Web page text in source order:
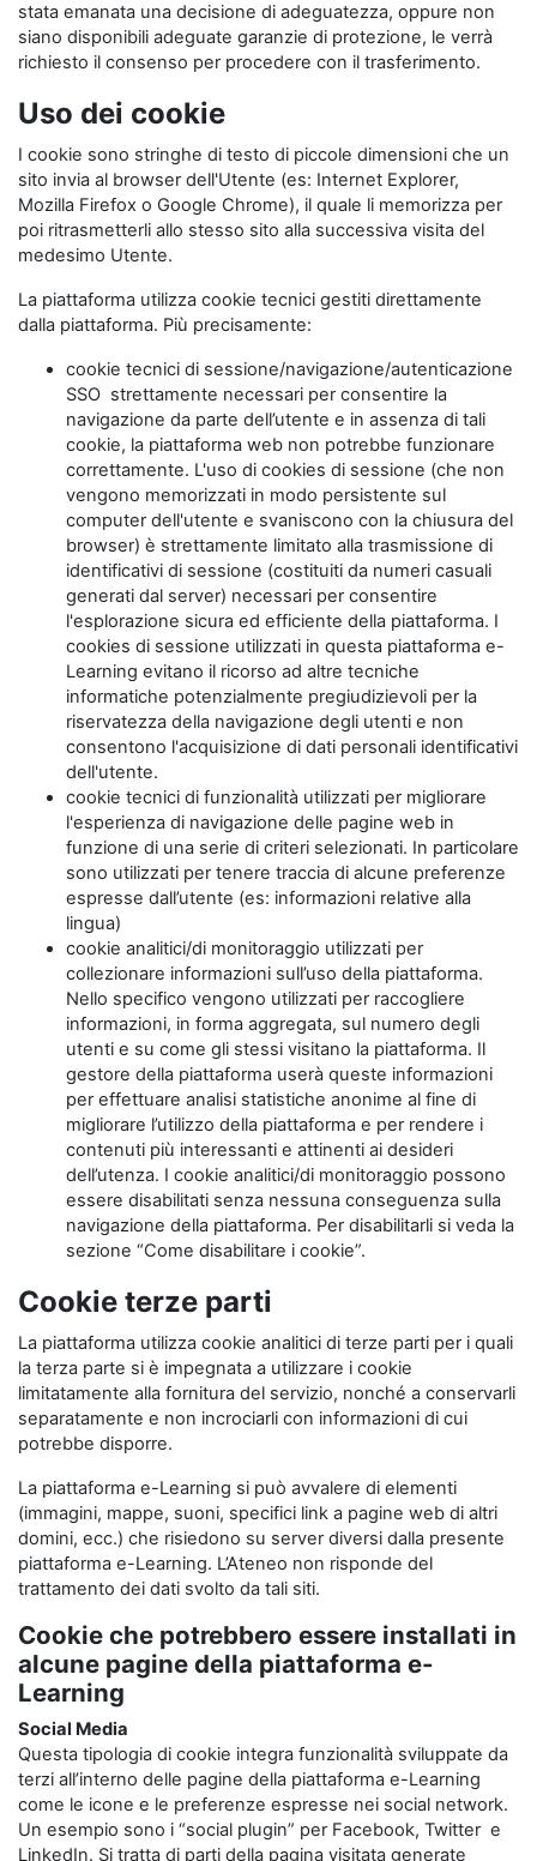
stata emanata una decisione di adeguatezza, oppure non
siano disponibili adeguate garanzie di protezione, le verrà
richiesto il consenso per procedere con il trasferimento.
Uso dei cookie
I cookie sono stringhe di testo di piccole dimensioni che un
sito invia al browser dell'Utente (es: Internet Explorer,
Mozilla Firefox o Google Chrome), il quale li memorizza per
poi ritrasmetterli allo stesso sito alla successiva visita del
medesimo Utente.
La piattaforma utilizza cookie tecnici gestiti direttamente
dalla piattaforma. Più precisamente:
cookie tecnici di sessione/navigazione/autenticazione
SSO strettamente necessari per consentire la
navigazione da parte dell’utente e in assenza di tali
cookie, la piattaforma web non potrebbe funzionare
correttamente. L'uso di cookies di sessione (che non
vengono memorizzati in modo persistente sul
computer dell'utente e svaniscono con la chiusura del
browser) è strettamente limitato alla trasmissione di
identificativi di sessione (costituiti da numeri casuali
generati dal server) necessari per consentire
l'esplorazione sicura ed efficiente della piattaforma. I
cookies di sessione utilizzati in questa piattaforma e-
Learning evitano il ricorso ad altre tecniche
informatiche potenzialmente pregiudizievoli per la
riservatezza della navigazione degli utenti e non
consentono l'acquisizione di dati personali identificativi
dell'utente.
cookie tecnici di funzionalità utilizzati per migliorare
l'esperienza di navigazione delle pagine web in
funzione di una serie di criteri selezionati. In particolare
sono utilizzati per tenere traccia di alcune preferenze
espresse dall’utente (es: informazioni relative alla
lingua)
cookie analitici/di monitoraggio utilizzati per
collezionare informazioni sull’uso della piattaforma.
Nello specifico vengono utilizzati per raccogliere
informazioni, in forma aggregata, sul numero degli
utenti e su come gli stessi visitano la piattaforma. Il
gestore della piattaforma userà queste informazioni
per effettuare analisi statistiche anonime al fine di
migliorare l’utilizzo della piattaforma e per rendere i
contenuti più interessanti e attinenti ai desideri
dell’utenza. I cookie analitici/di monitoraggio possono
essere disabilitati senza nessuna conseguenza sulla
navigazione della piattaforma. Per disabilitarli si veda la
sezione “Come disabilitare i cookie”.
Cookie terze parti
La piattaforma utilizza cookie analitici di terze parti per i quali
la terza parte si è impegnata a utilizzare i cookie
limitatamente alla fornitura del servizio, nonché a conservarli
separatamente e non incrociarli con informazioni di cui
potrebbe disporre.
La piattaforma e-Learning si può avvalere di elementi
(immagini, mappe, suoni, specifici link a pagine web di altri
domini, ecc.) che risiedono su server diversi dalla presente
piattaforma e-Learning. L’Ateneo non risponde del
trattamento dei dati svolto da tali siti.
Cookie che potrebbero essere installati in
alcune pagine della piattaforma e-
Learning
Social Media
Questa tipologia di cookie integra funzionalità sviluppate da
terzi all’interno delle pagine della piattaforma e-Learning
come le icone e le preferenze espresse nei social network.
Un esempio sono i “social plugin” per Facebook, Twitter e
LinkedIn. Si tratta di parti della pagina visitata generate